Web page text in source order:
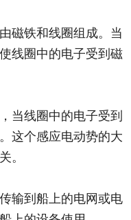
磁铁和线圈组成。当
线圈中的电子受到磁
当线圈中的电子受到
这个感应电动势的大
。
输到船上的电网或电